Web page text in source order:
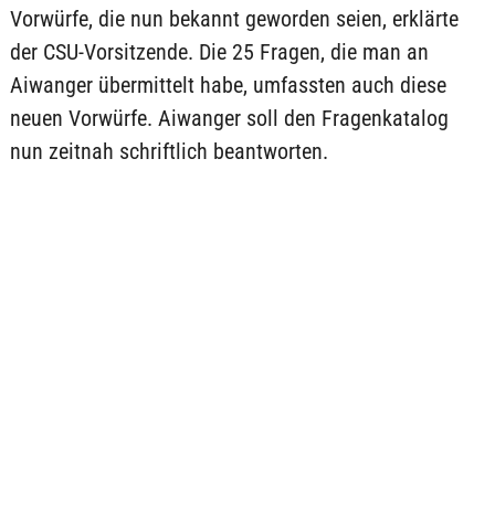
Vorwürfe, die nun bekannt geworden seien, erklärte
der CSU-Vorsitzende. Die 25 Fragen, die man an
Aiwanger übermittelt habe, umfassten auch diese
neuen Vorwürfe. Aiwanger soll den Fragenkatalog
nun zeitnah schriftlich beantworten.